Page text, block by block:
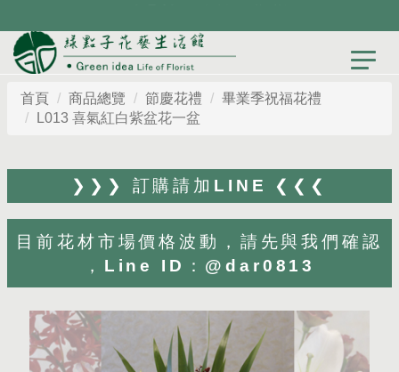
首頁 商品總覽 節慶花禮
畢業季祝福花禮
L013 喜氣紅白紫盆花一盆
❯❯❯ 訂購請加LINE ❮❮❮
目前花材市場價格波動，請先與我們確認
，Line ID：@dar0813